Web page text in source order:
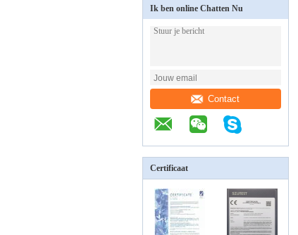
Ik ben online Chatten Nu
Contact
Certificaat